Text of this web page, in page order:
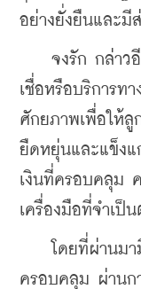
อย่างยั่งยืนและมี
จงรัก กล่าวอีก
เชื่อหรือบริการทา
ศักยภาพเพื่อให้
ยืดหยุ่นและแข็งแ
เงินที่ครอบคลุม
เครื่องมือที่จำเป็
โดยที่ผ่านมามี
ครอบคลุม ผ่านก